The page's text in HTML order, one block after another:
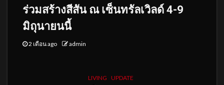
ร่วมสร้างสีสัน ณ เซ็นทรัลเวิลด์ 4-9
มิถุนายนนี้
2 เดือน ago admin
LIVING UPDATE